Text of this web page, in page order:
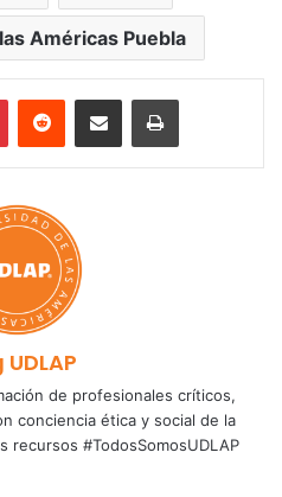
Américas Puebla
PinterestReddit Share via Email Print
de profesionales críticos,
conciencia ética y social de la
recursos #TodosSomosUDLAP